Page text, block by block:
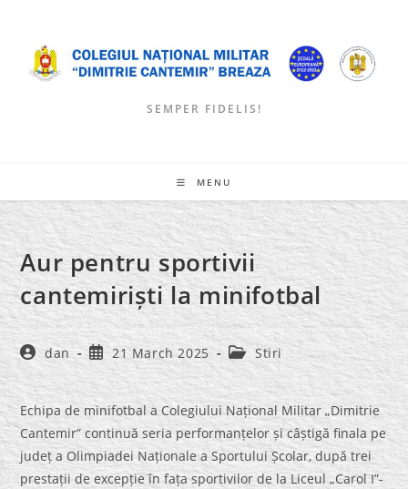
content
SEMPER FIDELIS!
MENU
Aur pentru sportivii
cantemiriști la minifotbal
Post
author:
dan
Post
published:
21 March 2025
Post
category:
Stiri
Echipa de minifotbal a Colegiului Național Militar „Dimitrie
Cantemir” continuă seria performanțelor și câștigă finala pe
județ a Olimpiadei Naționale a Sportului Școlar, după trei
prestații de excepție în fața sportivilor de la Liceul „Carol I”-